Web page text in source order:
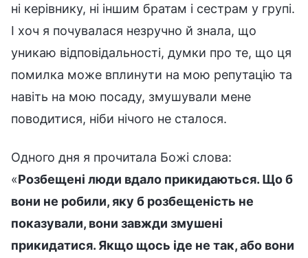
ні керівнику, ні іншим братам і сестрам у групі.
І хоч я почувалася незручно й знала, що
уникаю відповідальності, думки про те, що ця
помилка може вплинути на мою репутацію та
навіть на мою посаду, змушували мене
поводитися, ніби нічого не сталося.
Одного дня я прочитала Божі слова:
«Розбещені люди вдало прикидаються. Що б
вони не робили, яку б розбещеність не
показували, вони завжди змушені
прикидатися. Якщо щось іде не так, або вони